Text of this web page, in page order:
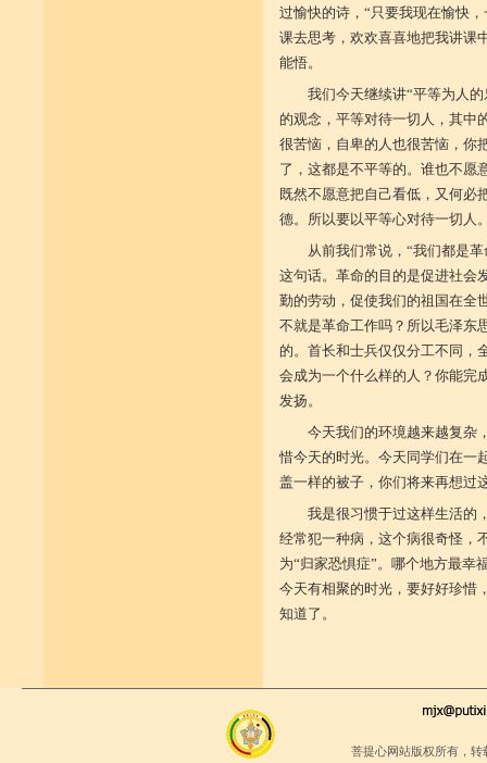
过愉快的诗，“只要我现在愉快
课去思考，欢欢喜喜地把我讲课
能悟。
我们今天继续讲“平等为人
的观念，平等对待一切人，其中
很苦恼，自卑的人也很苦恼，你
了，这都是不平等的。谁也不愿
既然不愿意把自己看低，又何必
德。所以要以平等心对待一切人
从前我们常说，“我们都是
这句话。革命的目的是促进社会
勤的劳动，促使我们的祖国在全
不就是革命工作吗？所以毛泽东
的。首长和士兵仅仅分工不同，
会成为一个什么样的人？你能完
发扬。
今天我们的环境越来越复杂
惜今天的时光。今天同学们在一
盖一样的被子，你们将来再想过
我是很习惯于过这样生活的
经常犯一种病，这个病很奇怪，
为“归家恐惧症”。哪个地方最幸
今天有相聚的时光，要好好珍惜
知道了。
菩提心网站版权所有，